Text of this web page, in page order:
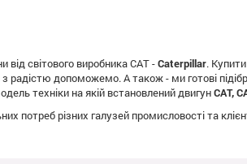
від світового виробника CAT -Caterpillar.
радістю допоможемо. А також - ми готові
техніки на якій встановлений двигунCAT,
потреб різних галузей промисловості та